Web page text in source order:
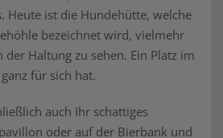
Heute ist die Hundehütte, welche
bezeichnet wird, vielmehr
der Haltung zu sehen. Ein Platz im
für sich hat.
auch Ihr schattiges
oder auf der Bierbank und